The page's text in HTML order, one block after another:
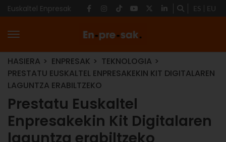
Euskaltel Enpresak ES EU
HASIERA ENPRESAK
TEKNOLOGIA
PRESTATU EUSKALTEL ENPRESAKEKIN KIT DIGITALAREN
LAGUNTZA ERABILTZEKO
Prestatu Euskaltel
Enpresakekin Kit Digitalaren